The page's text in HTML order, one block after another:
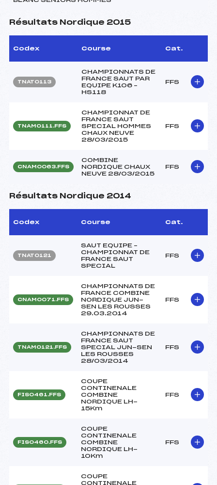
Résultats Nordique 2015
Codex Course Cat.
TNAT0113
CHAMPIONNATS DE
FRANCE SAUT PAR
EQUIPE K106 –
HS118
FFS
TNAM0111.FFS
CHAMPIONNAT DE
FRANCE SAUT
SPECIAL HOMMES
CHAUX NEUVE
28/03/2015
FFS
CNAM0063.FFS
COMBINE
NORDIQUE CHAUX
NEUVE 28/03/2015
FFS
Résultats Nordique 2014
Codex Course Cat.
TNAT0121
SAUT EQUIPE –
CHAMPIONNAT DE
FRANCE SAUT
SPECIAL
FFS
CNAM0071.FFS
CHAMPIONNATS DE
FRANCE COMBINE
NORDIQUE JUN-
SEN LES ROUSSES
29.03.2014
FFS
TNAM0121.FFS
CHAMPIONNATS DE
FRANCE SAUT
SPECIAL JUN-SEN
LES ROUSSES
28/03/2014
FFS
FIS0461.FFS
COUPE
CONTINENALE
COMBINE
NORDIQUE LH-
15Km
FFS
FIS0460.FFS
COUPE
CONTINENALE
COMBINE
NORDIQUE LH-
10Km
FFS
COUPE
CONTINENALE